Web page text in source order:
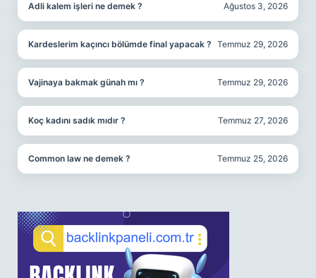
Adli kalem işleri ne demek ? Ağustos 3, 2026
Kardeslerim kaçıncı bölümde final yapacak ? Temmuz 29, 2026
Vajinaya bakmak günah mı ? Temmuz 29, 2026
Koç kadını sadık mıdır ? Temmuz 27, 2026
Common law ne demek ? Temmuz 25, 2026